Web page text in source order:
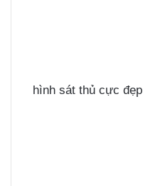
hình sát thủ cực đẹp